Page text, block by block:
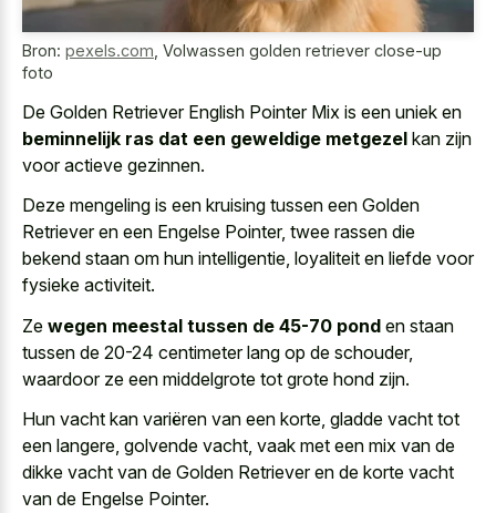
Bron: pexels.com Volwassen golden retriever close-up
foto
De Golden Retriever English Pointer Mix is een uniek en
beminnelijk ras dat een geweldige metgezel kan zijn
voor actieve gezinnen.
Deze mengeling is een kruising tussen een Golden
Retriever en een Engelse Pointer, twee rassen die
bekend staan om hun intelligentie, loyaliteit en liefde voor
fysieke activiteit.
Ze wegen meestal tussen de 45-70 pond en staan
tussen de 20-24 centimeter lang op de schouder,
waardoor ze een middelgrote tot grote hond zijn.
Hun vacht kan variëren van een korte, gladde vacht tot
een langere, golvende vacht, vaak met een mix van de
dikke vacht van de Golden Retriever en de korte vacht
van de Engelse Pointer.